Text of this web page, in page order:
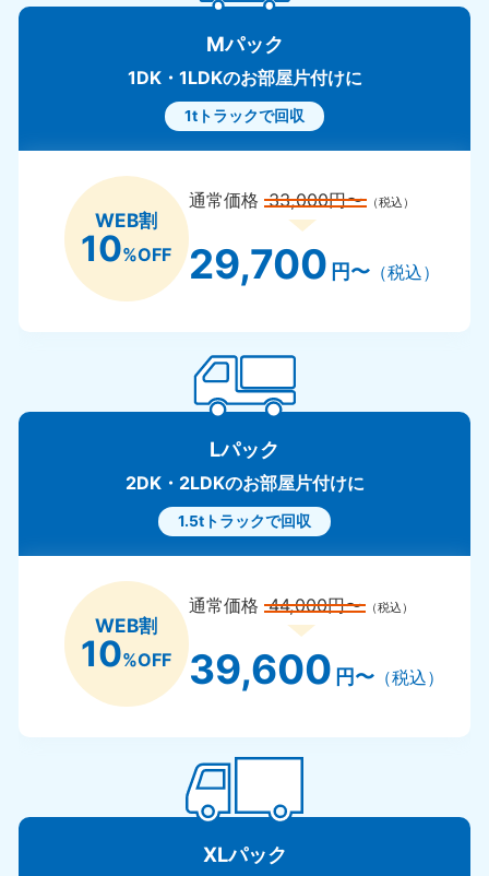
Mパック
1DK・1LDKのお部屋片付けに
1tトラックで回収
WEB割
10%OFF
通常価格33,000円〜 （税込）
29,700 円〜（税込）
Lパック
2DK・2LDKのお部屋片付けに
1.5tトラックで回収
WEB割
10%OFF
通常価格44,000円〜 （税込）
39,600 円〜（税込）
XLパック